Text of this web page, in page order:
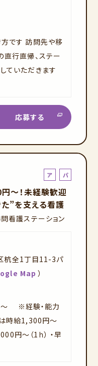
です 訪問先や移
直行直帰、ステー
ていただきます
応募する
ア
バ
イ
ト
パ
ト
～！未経験歓迎
”を支える看護
看護ステーション
杭全1丁目11-3パ
Map ）
～ ※経験・能力
時給1,300円～
円～（1ｈ） ・早